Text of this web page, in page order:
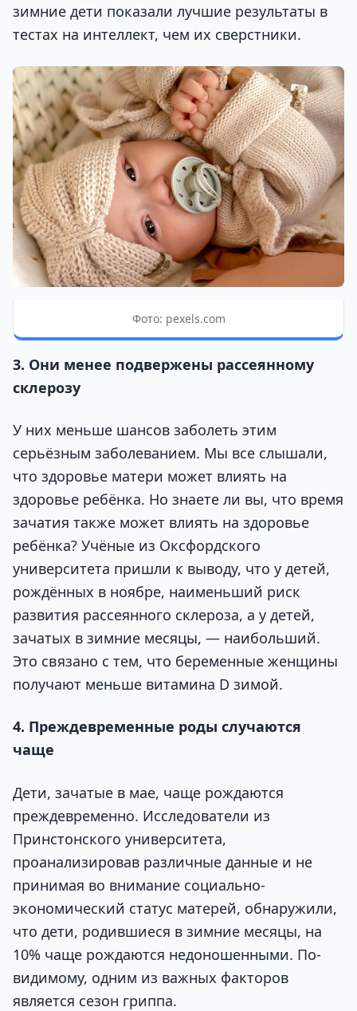
зимние дети показали лучшие результаты в
тестах на интеллект, чем их сверстники.
Фото: pexels.com
3. Они менее подвержены рассеянному
склерозу
У них меньше шансов заболеть этим
серьёзным заболеванием. Мы все слышали,
что здоровье матери может влиять на
здоровье ребёнка. Но знаете ли вы, что время
зачатия также может влиять на здоровье
ребёнка? Учёные из Оксфордского
университета пришли к выводу, что у детей,
рождённых в ноябре, наименьший риск
развития рассеянного склероза, а у детей,
зачатых в зимние месяцы, — наибольший.
Это связано с тем, что беременные женщины
получают меньше витамина D зимой.
4. Преждевременные роды случаются
чаще
Дети, зачатые в мае, чаще рождаются
преждевременно. Исследователи из
Принстонского университета,
проанализировав различные данные и не
принимая во внимание социально-
экономический статус матерей, обнаружили,
что дети, родившиеся в зимние месяцы, на
10% чаще рождаются недоношенными. По-
видимому, одним из важных факторов
является сезон гриппа.